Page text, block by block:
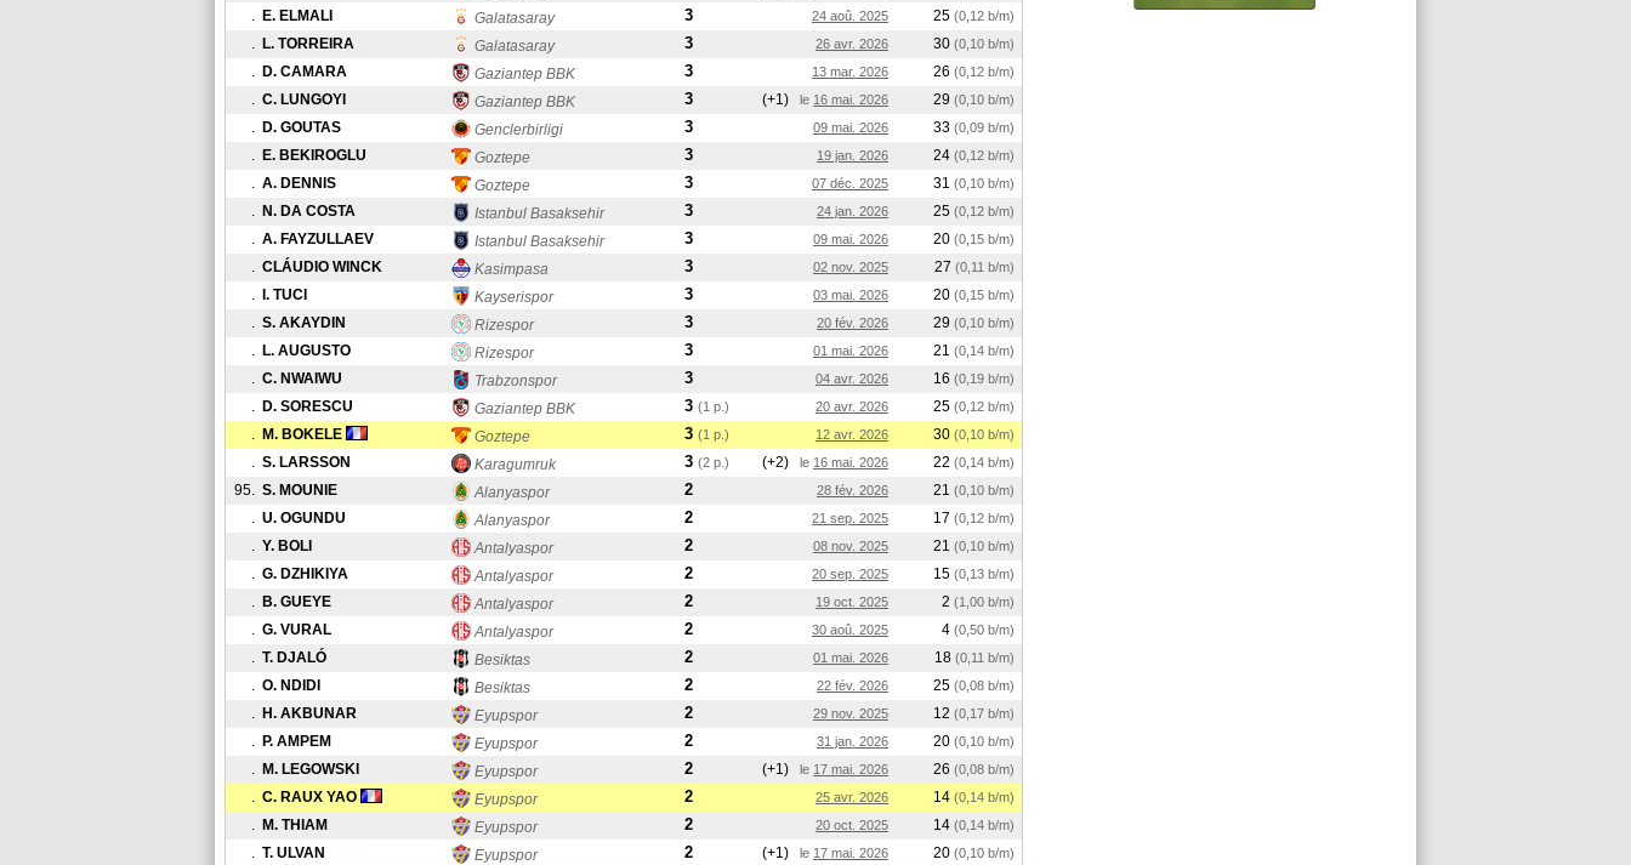
. E. ELMALI Galatasaray 3 24 aoû. 2025 25 (0,12 b/m)
. L. TORREIRA Galatasaray 3 26 avr. 2026 30 (0,10 b/m)
. D. CAMARA Gaziantep BBK 3 13 mar. 2026 26 (0,12 b/m)
. C. LUNGOYI Gaziantep BBK 3 (+1) le 16 mai. 2026 29 (0,10 b/m)
. D. GOUTAS Genclerbirligi 3 09 mai. 2026 33 (0,09 b/m)
. E. BEKIROGLU Goztepe 3 19 jan. 2026 24 (0,12 b/m)
. A. DENNIS Goztepe 3 07 déc. 2025 31 (0,10 b/m)
. N. DA COSTA Istanbul Basaksehir 3 24 jan. 2026 25 (0,12 b/m)
. A. FAYZULLAEV Istanbul Basaksehir 3 09 mai. 2026 20 (0,15 b/m)
. CLÁUDIO WINCK Kasimpasa 3 02 nov. 2025 27 (0,11 b/m)
. I. TUCI Kayserispor 3 03 mai. 2026 20 (0,15 b/m)
. S. AKAYDIN Rizespor 3 20 fév. 2026 29 (0,10 b/m)
. L. AUGUSTO Rizespor 3 01 mai. 2026 21 (0,14 b/m)
. C. NWAIWU Trabzonspor 3 04 avr. 2026 16 (0,19 b/m)
. D. SORESCU Gaziantep BBK 3 (1 p.) 20 avr. 2026 25 (0,12 b/m)
. M. BOKELE Goztepe 3 (1 p.) 12 avr. 2026 30 (0,10 b/m)
. S. LARSSON Karagumruk 3 (2 p.) (+2) le 16 mai. 2026 22 (0,14 b/m)
95. S. MOUNIE Alanyaspor 2 28 fév. 2026 21 (0,10 b/m)
. U. OGUNDU Alanyaspor 2 21 sep. 2025 17 (0,12 b/m)
. Y. BOLI Antalyaspor 2 08 nov. 2025 21 (0,10 b/m)
. G. DZHIKIYA Antalyaspor 2 20 sep. 2025 15 (0,13 b/m)
. B. GUEYE Antalyaspor 2 19 oct. 2025 2 (1,00 b/m)
. G. VURAL Antalyaspor 2 30 aoû. 2025 4 (0,50 b/m)
. T. DJALÓ Besiktas 2 01 mai. 2026 18 (0,11 b/m)
. O. NDIDI Besiktas 2 22 fév. 2026 25 (0,08 b/m)
. H. AKBUNAR Eyupspor 2 29 nov. 2025 12 (0,17 b/m)
. P. AMPEM Eyupspor 2 31 jan. 2026 20 (0,10 b/m)
. M. LEGOWSKI Eyupspor 2 (+1) le 17 mai. 2026 26 (0,08 b/m)
. C. RAUX YAO Eyupspor 2 25 avr. 2026 14 (0,14 b/m)
. M. THIAM Eyupspor 2 20 oct. 2025 14 (0,14 b/m)
. T. ULVAN Eyupspor 2 (+1) le 17 mai. 2026 20 (0,10 b/m)